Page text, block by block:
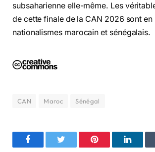
subsaharienne elle-même. Les
de cette finale de la CAN 2026 sont en
nationalismes marocain et sénégalais.
CAN Maroc Sénégal
FacebookTwitter Pinterest